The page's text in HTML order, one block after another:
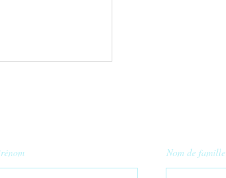
Nom de famille